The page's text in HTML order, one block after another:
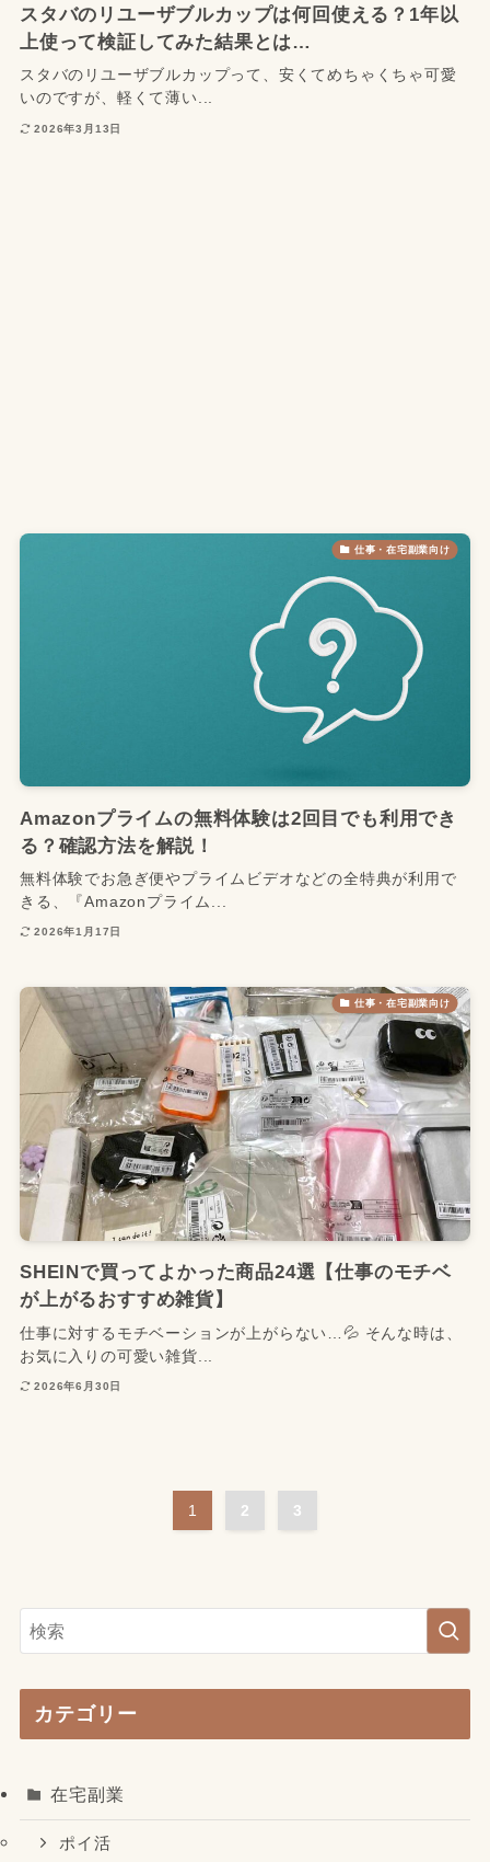
スタバのリユーザブルカップは何回使える？1年以
上使って検証してみた結果とは…
スタバのリユーザブルカップって、安くてめちゃくちゃ可愛
いのですが、軽くて薄い...
2026年3月13日
仕事・在宅副業向け
Amazonプライムの無料体験は2回目でも利用でき
る？確認方法を解説！
無料体験でお急ぎ便やプライムビデオなどの全特典が利用で
きる、『Amazonプライム...
2026年1月17日
仕事・在宅副業向け
SHEINで買ってよかった商品24選【仕事のモチベ
が上がるおすすめ雑貨】
仕事に対するモチベーションが上がらない…💦 そんな時は、
お気に入りの可愛い雑貨...
2026年6月30日
1 2 3
カテゴリー
在宅副業
ポイ活